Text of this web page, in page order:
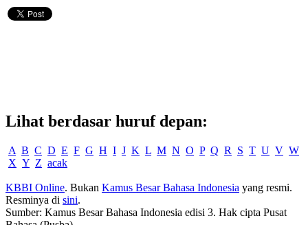
Lihat berdasar huruf depan:
A B C D E F G H I J K L M N O P Q R S T U V W
X Y Z acak
KBBI Online. Bukan Kamus Besar Bahasa Indonesia yang resmi.
Resminya di sini.
Sumber: Kamus Besar Bahasa Indonesia edisi 3. Hak cipta Pusat